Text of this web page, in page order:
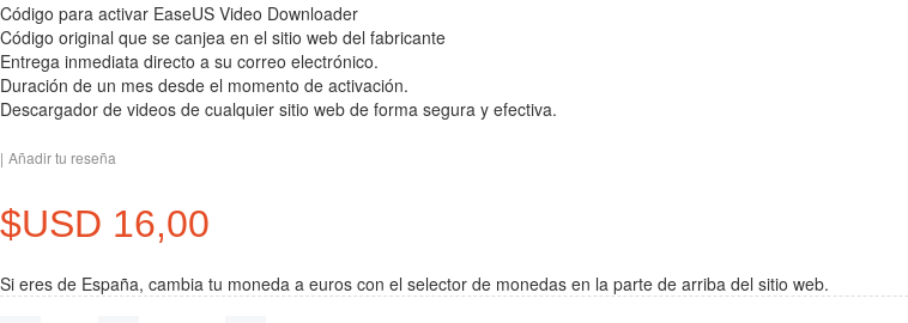
Código para activar EaseUS Video Downloader
Código original que se canjea en el sitio web del fabricante
Entrega inmediata directo a su correo electrónico.
Duración de un mes desde el momento de activación.
Descargador de videos de cualquier sitio web de forma segura y efectiva.
| Añadir tu reseña
$USD 16,00
Si eres de España, cambia tu moneda a euros con el selector de monedas en la parte de arriba del sitio web.